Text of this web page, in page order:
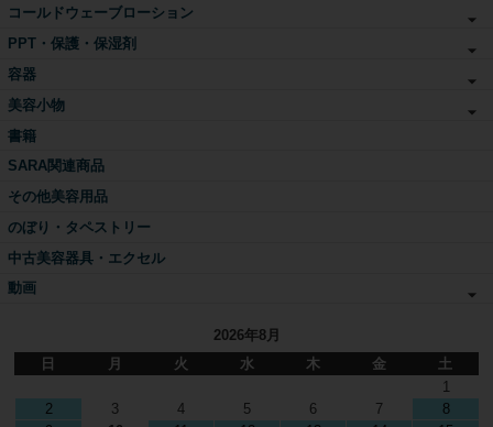
コールドウェーブローション
PPT・保護・保湿剤
容器
美容小物
書籍
SARA関連商品
その他美容用品
のぼり・タペストリー
中古美容器具・エクセル
動画
2026年8月
日
月 火 水 木 金
土
1
2
3 4 5 6 7
8